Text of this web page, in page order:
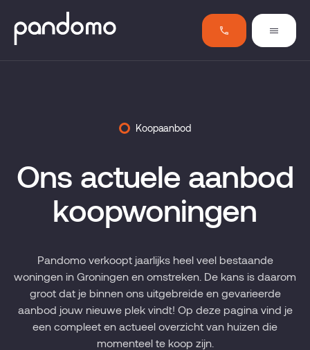
Koopaanbod
Ons actuele aanbod
koopwoningen
Pandomo verkoopt jaarlijks heel veel bestaande
woningen in Groningen en omstreken. De kans is daarom
groot dat je binnen ons uitgebreide en gevarieerde
aanbod jouw nieuwe plek vindt! Op deze pagina vind je
een compleet en actueel overzicht van huizen die
momenteel te koop zijn.